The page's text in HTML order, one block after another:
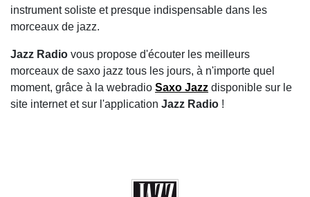
instrument soliste et presque indispensable dans les
morceaux de jazz.
Jazz Radio vous propose d'écouter les meilleurs
morceaux de saxo jazz tous les jours, à n'importe quel
moment, grâce à la webradio Saxo Jazz disponible sur le
site internet et sur l'application Jazz Radio !